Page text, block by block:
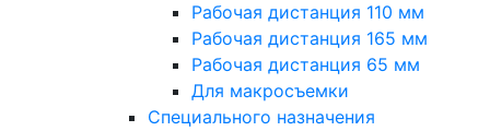
Рабочая дистанция 110 мм
Рабочая дистанция 165 мм
Рабочая дистанция 65 мм
Для макросъемки
Специального назначения